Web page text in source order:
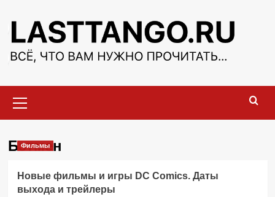
содержимому
меню
Бэтмен
Фильмы
Новые фильмы и игры DC Comics. Даты
выхода и трейлеры